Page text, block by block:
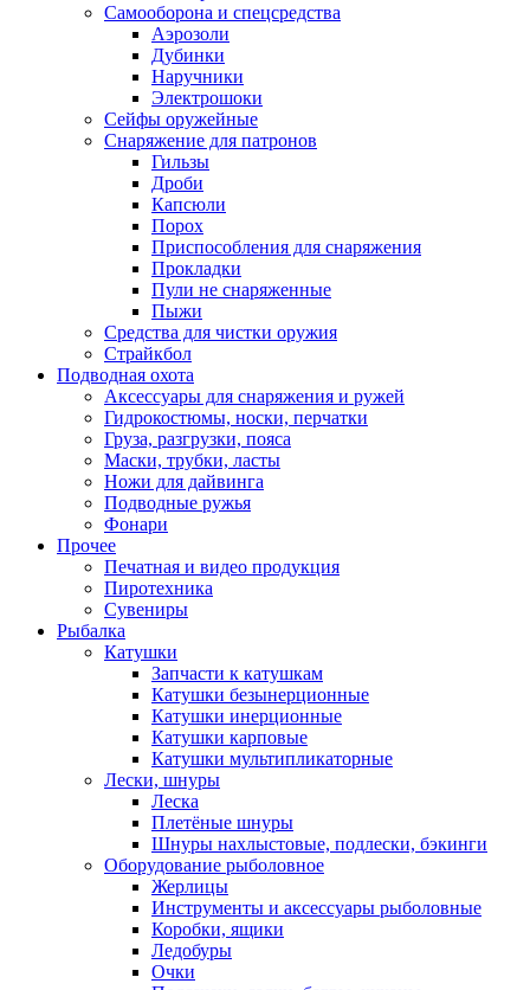
Самооборона и спецсредства
Аэрозоли
Дубинки
Наручники
Электрошоки
Сейфы оружейные
Снаряжение для патронов
Гильзы
Дроби
Капсюли
Порох
Приспособления для снаряжения
Прокладки
Пули не снаряженные
Пыжи
Средства для чистки оружия
Страйкбол
Подводная охота
Аксессуары для снаряжения и ружей
Гидрокостюмы, носки, перчатки
Груза, разгрузки, пояса
Маски, трубки, ласты
Ножи для дайвинга
Подводные ружья
Фонари
Прочее
Печатная и видео продукция
Пиротехника
Сувениры
Рыбалка
Катушки
Запчасти к катушкам
Катушки безынерционные
Катушки инерционные
Катушки карповые
Катушки мультипликаторные
Лески, шнуры
Леска
Плетёные шнуры
Шнуры нахлыстовые, подлески, бэкинги
Оборудование рыболовное
Жерлицы
Инструменты и аксессуары рыболовные
Коробки, ящики
Ледобуры
Очки